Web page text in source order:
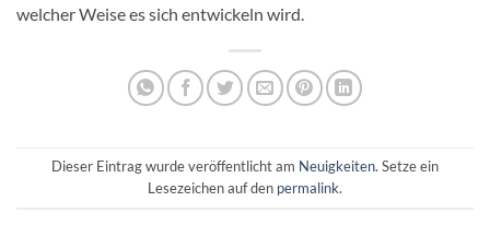
welcher Weise es sich entwickeln wird.
Dieser Eintrag wurde veröffentlicht am Neuigkeiten. Setze ein
Lesezeichen auf den permalink.